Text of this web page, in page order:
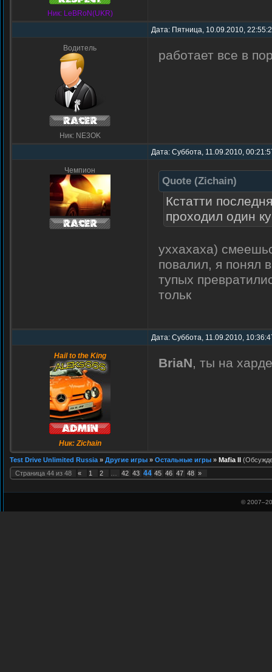
Ник: LeBRoN(UKR)
Дата: Пятница, 10.09.2010,
Водитель
Ник: NE3OK
работает все в
Дата: Суббота, 11.09.2010,
Чемпион
Quote (Zichain)
Кстатти
проходил один
уххахаха)
повалил, я понял
тупых
тольк
Дата: Суббота, 11.09.2010,
Hail to the King
Ник: Zichain
BriaN, ты на
Test Drive Unlimited Russia » Другие игры » Остальные игры » Mafia II
Страница 44 из 48 « 1 2 42 43 44 45 46 47 48 »
© 2007–